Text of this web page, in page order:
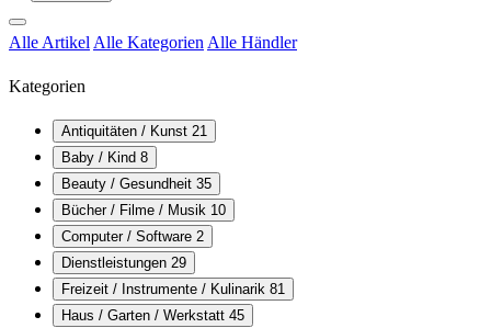
Alle Artikel Alle Kategorien Alle Händler
Kategorien
Antiquitäten / Kunst 21
Baby / Kind 8
Beauty / Gesundheit 35
Bücher / Filme / Musik 10
Computer / Software 2
Dienstleistungen 29
Freizeit / Instrumente / Kulinarik 81
Haus / Garten / Werkstatt 45